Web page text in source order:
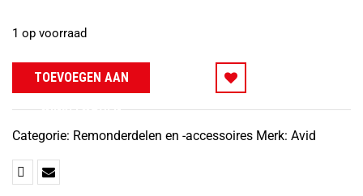
1 op voorraad
Avid
REMD
MATCHMAKER
STUURKLEM
PAAR
aantal
TOEVOEGEN AAN
WINKELWAGEN
Categorie: Remonderdelen en -accessoires Merk: Avid